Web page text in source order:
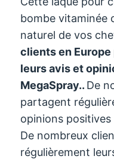
bombe vitaminée
naturel de vos
clients en
leurs avis et
MegaSpray.. De
partagent
opinions positives
De nombreux
régulièrement